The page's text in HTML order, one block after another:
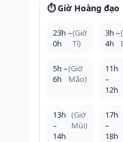
⏱️ Giờ Hoàng đạo
23h –
0h
(Giờ
Tí)
3h –
4h
5h –
6h
(Giờ
Mão)
11h
–
12h
13h
–
14h
(Giờ
Mùi)
17h
–
18h